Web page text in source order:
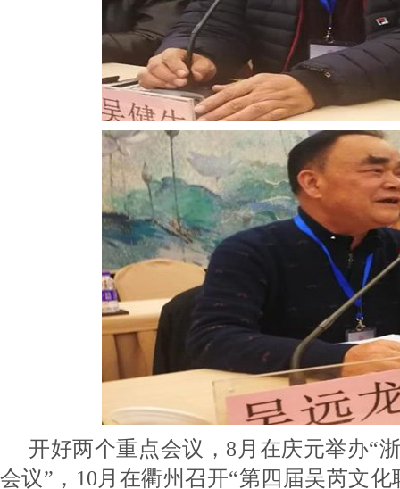
开好两个重点会议，8月在庆元举办“
会议”，10月在衢州召开“第四届吴芮文